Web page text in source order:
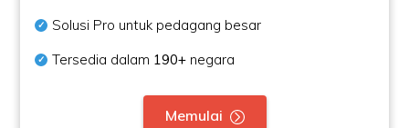
Solusi Pro untuk pedagang besar
Tersedia dalam 190+ negara
Memulai